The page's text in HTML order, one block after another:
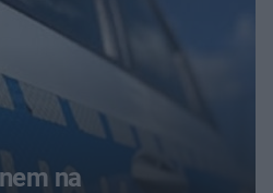
na